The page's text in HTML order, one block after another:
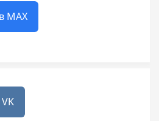
MAX